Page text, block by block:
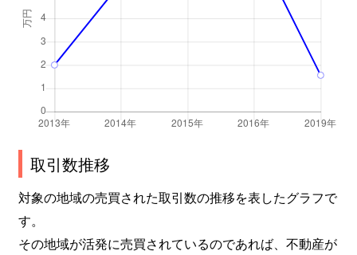
取引数推移
対象の地域の売買された取引数の推移を表したグラフで
す。
その地域が活発に売買されているのであれば、不動産が